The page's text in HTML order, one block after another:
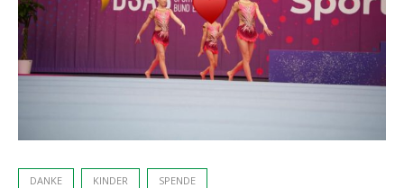
DANKE KINDER SPENDE